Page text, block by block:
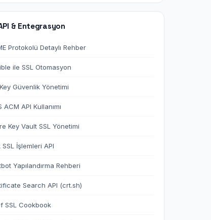
& Entegrasyon
Protokolü Detaylı Rehber
ile SSL Otomasyon
Güvenlik Yönetimi
ACM API Kullanımı
Key Vault SSL Yönetimi
SSL İşlemleri API
Yapılandırma Rehberi
Search API (crt.sh)
SSL Cookbook